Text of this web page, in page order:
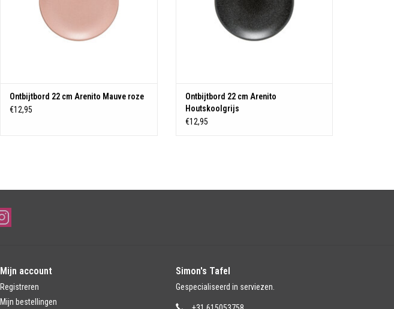
Ontbijtbord 22 cm Arenito Mauve roze
€12,95
Ontbijtbord 22 cm Arenito
Houtskoolgrijs
€12,95
Mijn account
Registreren
Mijn bestellingen
Simon's Tafel
Gespecialiseerd in serviezen.